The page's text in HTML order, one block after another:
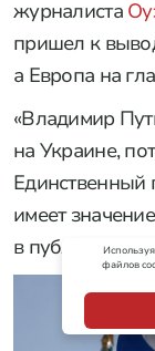
журналиста
пришел к
а Европа на
«Владимир
на Украине,
Единственный
имеет
в публикации.
файлов